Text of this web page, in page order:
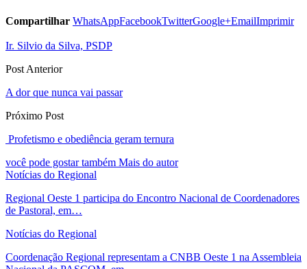
Compartilhar WhatsAppFacebookTwitterGoogle+EmailImprimir
Ir. Silvio da Silva, PSDP
Post Anterior
A dor que nunca vai passar
Próximo Post
Profetismo e obediência geram ternura
você pode gostar também Mais do autor
Notícias do Regional
Regional Oeste 1 participa do Encontro Nacional de Coordenadores
de Pastoral, em…
Notícias do Regional
Coordenação Regional representam a CNBB Oeste 1 na Assembleia